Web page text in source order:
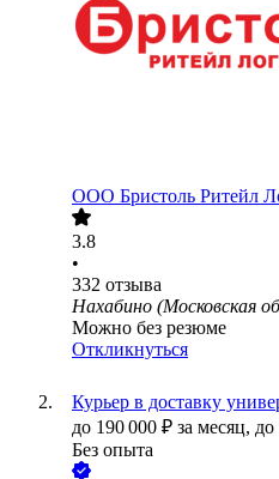
ООО Бристоль Ритейл
3.8
•
332 отзыва
Нахабино (Московская
Можно без резюме
Откликнуться
Курьер в доставку
до 190 000 ₽ за месяц, до
Без опыта